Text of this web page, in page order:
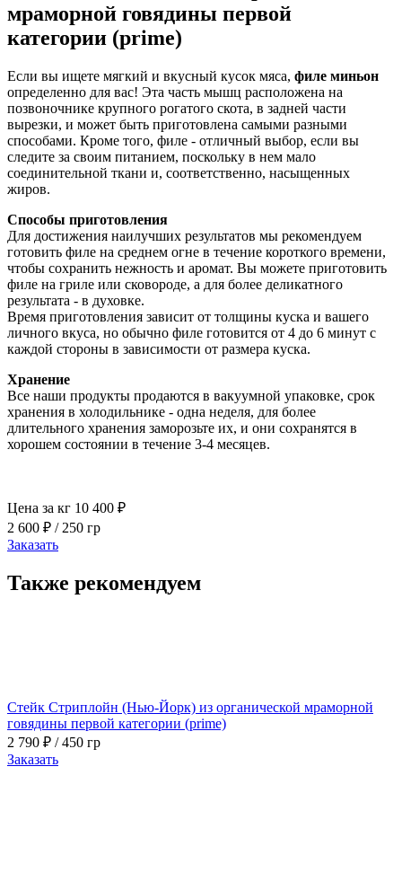
мраморной говядины первой
категории (prime)
Если вы ищете мягкий и вкусный кусок мяса, филе миньон
определенно для вас! Эта часть мышц расположена на
позвоночнике крупного рогатого скота, в задней части
вырезки, и может быть приготовлена самыми разными
способами. Кроме того, филе - отличный выбор, если вы
следите за своим питанием, поскольку в нем мало
соединительной ткани и, соответственно, насыщенных
жиров.
Способы приготовления
Для достижения наилучших результатов мы рекомендуем
готовить филе на среднем огне в течение короткого времени,
чтобы сохранить нежность и аромат. Вы можете приготовить
филе на гриле или сковороде, а для более деликатного
результата - в духовке.
Время приготовления зависит от толщины куска и вашего
личного вкуса, но обычно филе готовится от 4 до 6 минут с
каждой стороны в зависимости от размера куска.
Хранение
Все наши продукты продаются в вакуумной упаковке, срок
хранения в холодильнике - одна неделя, для более
длительного хранения заморозьте их, и они сохранятся в
хорошем состоянии в течение 3-4 месяцев.
Цена за кг 10 400 ₽
2 600 ₽ / 250 гр
Заказать
Также рекомендуем
Стейк Стриплойн (Нью-Йорк) из органической мраморной
говядины первой категории (prime)
2 790 ₽ / 450 гр
Заказать